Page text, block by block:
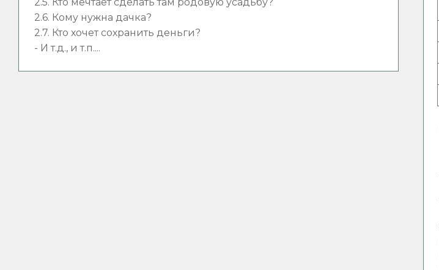
2.6. Кому нужна дачка?
2.7. Кто хочет сохранить деньги?
- И т.д., и т.п....